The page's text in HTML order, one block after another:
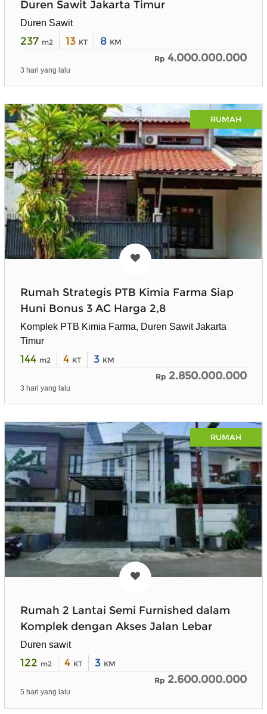
Duren Sawit Jakarta Timur
Duren Sawit
237 m2 13 KT 8 KM
Rp 4.000.000.000
3 hari yang lalu
RUMAH
Rumah Strategis PTB Kimia Farma Siap
Huni Bonus 3 AC Harga 2,8
Komplek PTB Kimia Farma, Duren Sawit Jakarta
Timur
144 m2 4 KT 3 KM
Rp 2.850.000.000
3 hari yang lalu
RUMAH
Rumah 2 Lantai Semi Furnished dalam
Komplek dengan Akses Jalan Lebar
Duren sawit
122 m2 4 KT 3 KM
Rp 2.600.000.000
5 hari yang lalu